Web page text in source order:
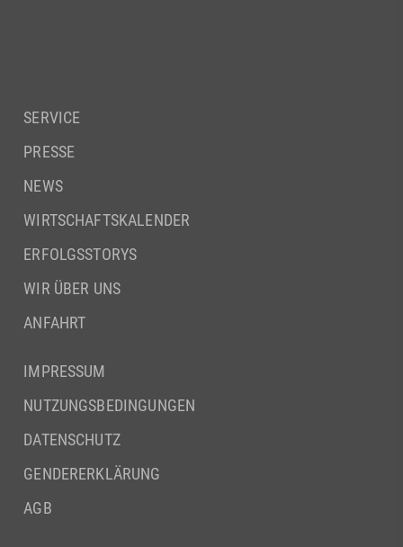
SERVICE
PRESSE
NEWS
WIRTSCHAFTSKALENDER
ERFOLGSSTORYS
WIR ÜBER UNS
ANFAHRT
IMPRESSUM
NUTZUNGSBEDINGUNGEN
DATENSCHUTZ
GENDERERKLÄRUNG
AGB